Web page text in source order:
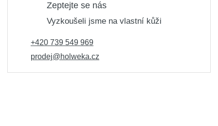
Zeptejte se nás
Vyzkoušeli jsme na vlastní kůži
+420 739 549 969
prodej@holweka.cz